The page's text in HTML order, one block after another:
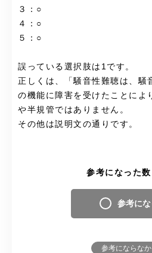
３：○
４：○
５：○
誤っている選択肢は1です。
正しくは、「騒音性難聴は、騒
の機能に障害を受けたことによ
や半規管ではありません。
その他は説明文の通りです。
参考になった数
参考に
参考にならな